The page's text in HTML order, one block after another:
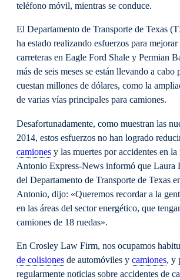
teléfono móvil, mientras se conduce.
El Departamento de Transporte de Texas
ha estado realizando esfuerzos para
carreteras en Eagle Ford Shale y Permian
más de seis meses se están llevando a cabo
cuestan millones de dólares, como la
de varias vías principales para camiones.
Desafortunadamente, como muestran las
2014, estos esfuerzos no han logrado
camiones y las muertes por accidentes en
Antonio Express-News informó que Laura
del Departamento de Transporte de Texas
Antonio, dijo: «Queremos recordar a la
en las áreas del sector energético, que
camiones de 18 ruedas».
En Crosley Law Firm, nos ocupamos
de colisiones de automóviles y camiones, y
regularmente noticias sobre accidentes de